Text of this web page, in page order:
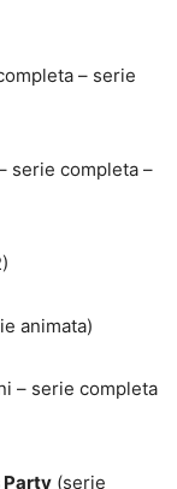
– serie
serie completa –
animata)
– serie completa
Party (serie